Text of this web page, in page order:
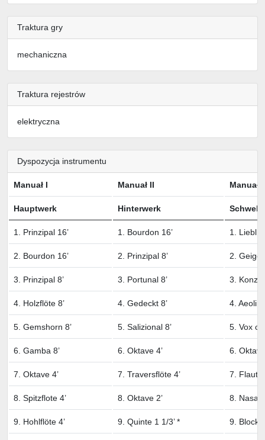
Traktura gry
mechaniczna
Traktura rejestrów
elektryczna
Dyspozycja instrumentu
Manuał I Manuał II Manuał
Hauptwerk Hinterwerk
1. Prinzipal 16’ 1. Bourdon 16’ 1. Liebl.
2. Bourdon 16’ 2. Prinzipal 8’ 2.
3. Prinzipal 8’ 3. Portunal 8’ 3.
4. Holzflöte 8’ 4. Gedeckt 8’ 4.
5. Gemshorn 8’ 5. Salizional 8’ 5. Vox
6. Gamba 8’ 6. Oktave 4’ 6.
7. Oktave 4’ 7. Traversflöte 4’ 7. Flauto
8. Spitzflote 4’ 8. Oktave 2’ 8. Nasat
9. Hohlflöte 4’ 9. Quinte 1 1/3’ * 9.